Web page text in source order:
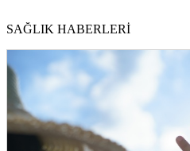
SAĞLIK HABERLERİ